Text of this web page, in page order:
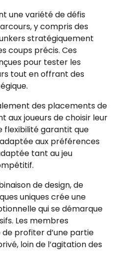
une variété de défis
y compris des
stratégiquement
coups précis. Ces
pour tester les
tout en offrant des
des placements de
joueurs de choisir leur
flexibilité garantit que
aux préférences
tant au jeu
de design, de
uniques crée une
qui se démarque
Les membres
profiter d’une partie
loin de l’agitation des